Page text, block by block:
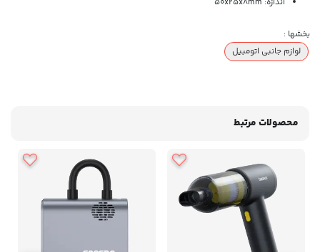
بخشها :
لوازم جانبی اتومبیل
محصولات مرتبط